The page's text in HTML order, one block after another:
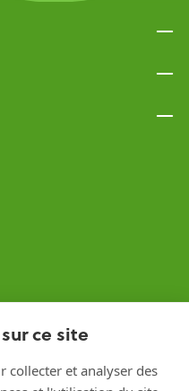
ce site
collecter et analyser des